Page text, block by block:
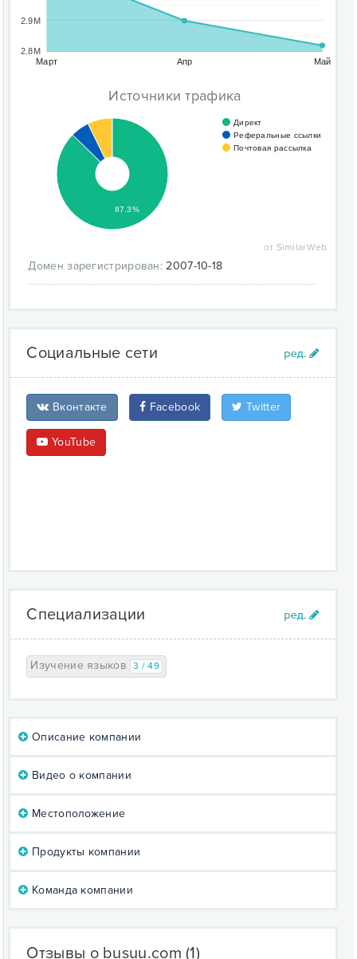
Март Апр Май
2.8M
2.9M
Источники трафика
Директ
Реферальные ссылки
Почтовая рассылка
87.3%
от SimilarWeb
Домен зарегистрирован: 2007-10-18
Социальные сети
Вконтакте Facebook Twitter
YouTube
Специализации
Изучение языков 3 / 49
Описание компании
Видео о компании
Местоположение
Продукты компании
Команда компании
Отзывы о busuu.com (1)